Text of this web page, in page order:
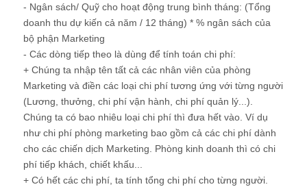
- Ngân sách/ Quỹ cho hoạt động trung bình tháng: (Tổng
doanh thu dự kiến cả năm / 12 tháng) * % ngân sách của
bộ phận Marketing
- Các dòng tiếp theo là dùng để tính toán chi phí:
+ Chúng ta nhập tên tất cả các nhân viên của phòng
Marketing và điền các loại chi phí tương ứng với từng người
(Lương, thưởng, chi phí vận hành, chi phí quản lý...).
Chúng ta có bao nhiêu loại chi phí thì đưa hết vào. Ví dụ
như chi phí phòng marketing bao gồm cả các chi phí dành
cho các chiến dịch Marketing. Phòng kinh doanh thì có chi
phí tiếp khách, chiết khấu...
+ Có hết các chi phí, ta tính tổng chi phí cho từng người.